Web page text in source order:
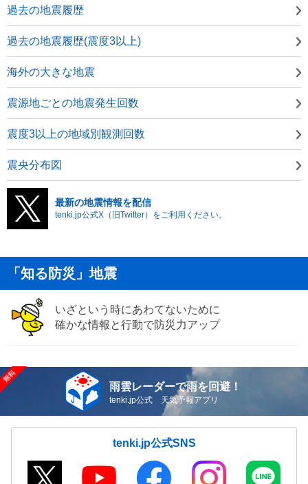
過去の地震履歴
過去の地震履歴(震度3以上)
海外の大きな地震
震源地ごとの地震発生回数
震度3以上の地域別観測回数
震央分布図
最新の地震情報を配信
tenki.jp公式X（旧Twitter）をご利用ください。
「知る防災」地震
いざという時にあわてないために
確かな情報と行動で防災力アップ
雨雲レーダーで雨を回避！
tenki.jp公式 天気予報アプリ
tenki.jp公式SNS